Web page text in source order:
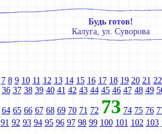
Будь готов!
Калуга, ул. Суворова
7 8 9 10 11 12 13 14 15 16 17 18 19 20 21 22
36 37 38 39 40 41 42 43 44 45 46 47 48 49
64 65 66 67 68 69 70 71 72 73 74 75 76
91 92 93 94 95 96 97 98 99 100 101 102 103